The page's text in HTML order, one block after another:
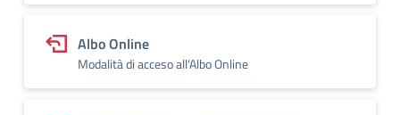
Albo Online
Modalità di acceso all'Albo Online